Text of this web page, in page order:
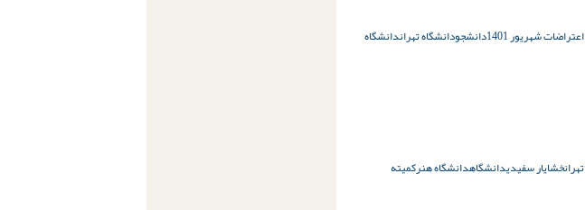
اعتراضات شهریور 1401 دانشجودانشگاه تهراندانشگاه
تهرانخشایار سفیدیدانشگاهدانشگاه هنرکمیته